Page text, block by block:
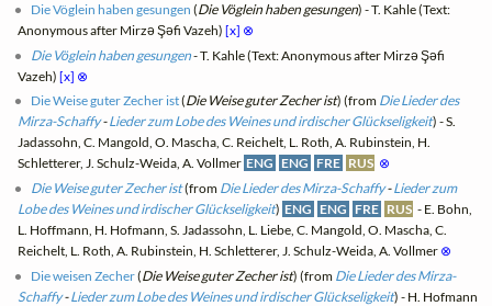
Die Vöglein haben gesungen (Die Vöglein haben gesungen) - T. Kahle (Text:
Anonymous after Mirzə Şəfi Vazeh)[x] ⊗
Die Vöglein haben gesungen- T. Kahle (Text: Anonymous after Mirzə Şəfi
Vazeh)[x] ⊗
Die Weise guter Zecher ist(Die Weise guter Zecher ist) (from Die Lieder des
Mirza-Schaffy-Lieder zum Lobe des Weines und irdischer Glückseligkeit) - S.
Jadassohn, C. Mangold, O. Mascha, C. Reichelt, L. Roth, A. Rubinstein, H.
Schletterer, J. Schulz-Weida, A. Vollmer ENG ENG FRE RUS ⊗
Die Weise guter Zecher ist(from Die Lieder des Mirza-Schaffy-Lieder zum
Lobe des Weines und irdischer Glückseligkeit) ENG ENG FRE RUS - E. Bohn,
L. Hoffmann, H. Hofmann, S. Jadassohn, L. Liebe, C. Mangold, O. Mascha, C.
Reichelt, L. Roth, A. Rubinstein, H. Schletterer, J. Schulz-Weida, A. Vollmer ⊗
Die weisen Zecher(Die Weise guter Zecher ist) (from Die Lieder des Mirza-
Schaffy-Lieder zum Lobe des Weines und irdischer Glückseligkeit) - H. Hofmann